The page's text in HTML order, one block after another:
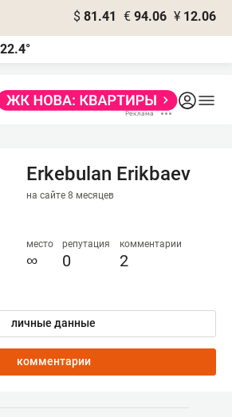
$ 81.41 € 94.06 ¥ 12.06
22.4°
Erkebulan Erikbaev
на сайте 8 месяцев
место
∞
репутация
0
комментарии
2
личные данные
комментарии